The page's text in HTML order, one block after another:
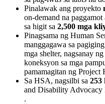
Pinalawak ang proyekto
on-demand na
sa higit sa 2,500 mga
Pinagsama ng Human
manggagawa sa
mga shelter, nagsanay ng
koneksyon sa mga
pamamagitan ng Project
Sa HSA, nagsilbi sa 253
and Disability Advocacy
.